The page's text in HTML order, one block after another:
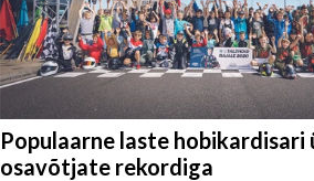
Populaarne laste hobikardisari
osavõtjate rekordiga